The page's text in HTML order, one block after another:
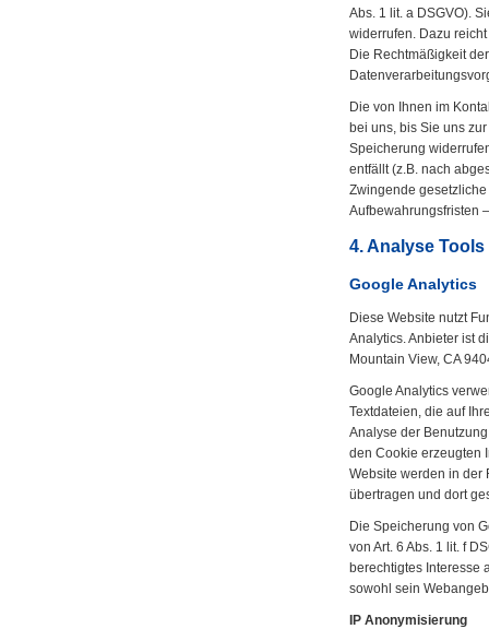
Abs. 1 lit. a DSGVO).
widerrufen. Dazu
Die Rechtmäßigkeit
Die von Ihnen im
bei uns, bis Sie uns
Speicherung
entfällt (z.B. nach
Zwingende
Aufbewahrungsfristen
4. Analyse
Google Analytics
Diese Website nutzt
Analytics. Anbieter ist
Mountain View, CA
Google Analytics
Textdateien, die auf
Analyse der
den Cookie erzeugten
Website werden in der
übertragen und dort
Die Speicherung von
von Art. 6 Abs. 1 lit. f
berechtigtes Interesse
sowohl sein
IP Anonymisierung